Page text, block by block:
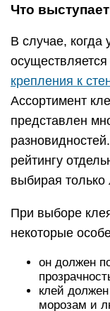
Что
В случае, когда
крепления к
Ассортимент
представлен
рейтингу
выбирая
При выборе
некоторые
он должен
клей
морозам и